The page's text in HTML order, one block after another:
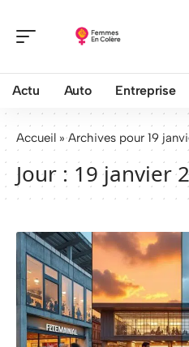
Actu Auto Entreprise
Accueil »Archives pour 19
Jour : 19 janvier